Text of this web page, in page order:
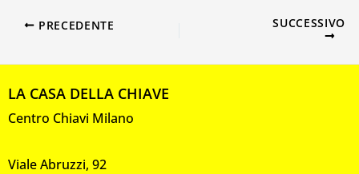
PRECEDENTE SUCCESSIVO
LA CASA DELLA CHIAVE
Centro Chiavi Milano
Viale Abruzzi, 92